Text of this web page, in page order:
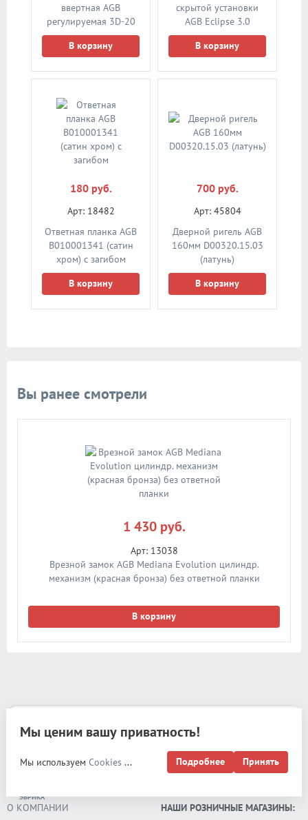
ввертная AGB
регулируемая 3D-20
(20мм)
В корзину
скрытой установки
AGB Eclipse 3.0
(белая) для дверей
35мм
В корзину
180 руб.
Арт: 18482
Ответная планка AGB
В010001341 (сатин
хром) с загибом
В корзину
700 руб.
Арт: 45804
Дверной ригель AGB
160мм D00320.15.03
(латунь)
В корзину
Вы ранее смотрели
1 430 руб.
Арт: 13038
Врезной замок AGB Mediana Evolution цилиндр.
механизм (красная бронза) без ответной планки
В корзину
ЭВРИКА
О КОМПАНИИ
НАШИ РОЗНИЧНЫЕ МАГАЗИНЫ:
Мы ценим вашу приватность!
Мы используем Cookies... Подробнее Принять